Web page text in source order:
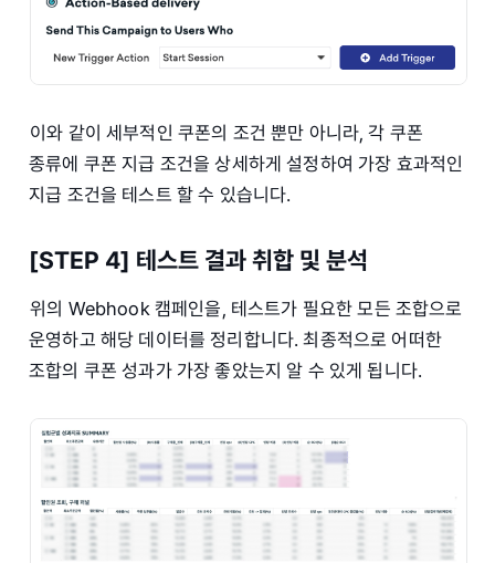
이와 같이 세부적인 쿠폰의 조건 뿐만 아니라, 각 쿠폰
종류에 쿠폰 지급 조건을 상세하게 설정하여 가장 효과적인
지급 조건을 테스트 할 수 있습니다.
[STEP 4] 테스트 결과 취합 및 분석
위의 Webhook 캠페인을, 테스트가 필요한 모든 조합으로
운영하고 해당 데이터를 정리합니다. 최종적으로 어떠한
조합의 쿠폰 성과가 가장 좋았는지 알 수 있게 됩니다.